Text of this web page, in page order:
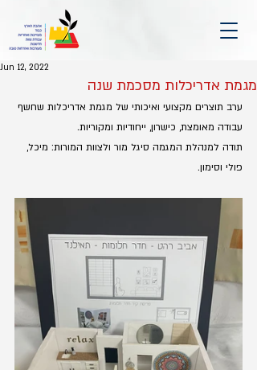
מגמת אדריכלות מסכמת שנה
Jun 12, 2022
ערב תוצרים מקצועי ואיכותי של מגמת אדריכלות שחשף
עבודה מאומצת, כישרון, ייחודיות ומקוריות.
תודה למנהלת המגמה סיגל מור ולצוות המורות: מיכל,
פולי וסימון.